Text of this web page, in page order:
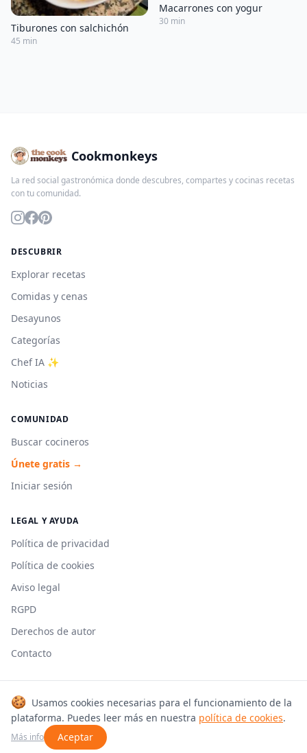
Tiburones con salchichón
45 min
Macarrones con yogur
30 min
Cookmonkeys
La red social gastronómica donde descubres, compartes y cocinas recetas
con tu comunidad.
DESCUBRIR
Explorar recetas
Comidas y cenas
Desayunos
Categorías
Chef IA ✨
Noticias
COMUNIDAD
Buscar cocineros
Únete gratis →
Iniciar sesión
LEGAL Y AYUDA
Política de privacidad
Política de cookies
Aviso legal
RGPD
Derechos de autor
Contacto
© 2026 Cookmonkeys. Todos los derechos reservados.
Hecho con 🍳 en España
🍪 Usamos cookies necesarias para el funcionamiento de la
plataforma. Puedes leer más en nuestra política de cookies.
Más info Aceptar